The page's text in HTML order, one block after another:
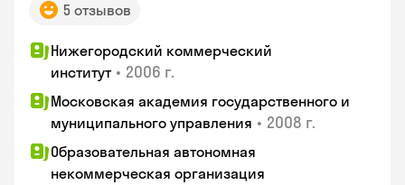
5 отзывов
Нижегородский коммерческий
институт • 2006 г.
Московская академия государственного и
муниципального управления • 2008 г.
Образовательная автономная
некоммерческая организация